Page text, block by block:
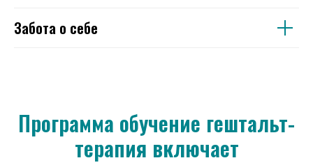
Забота о себе
Программа обучение гештальт-
терапия включает